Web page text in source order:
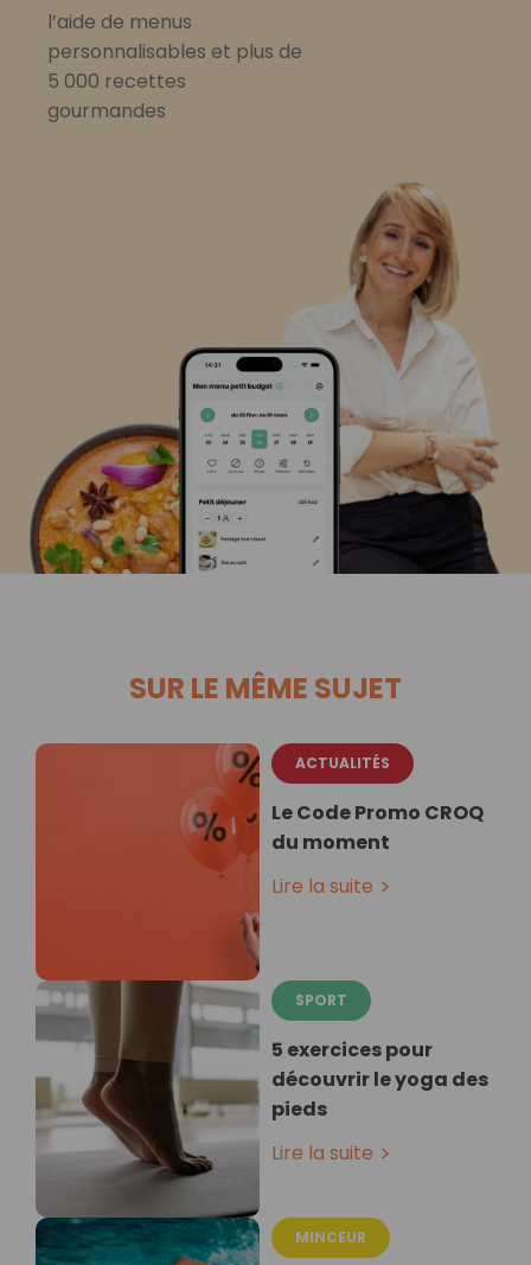
l’aide de menus
personnalisables et plus de
5 000 recettes
gourmandes
SUR LE MÊME SUJET
ACTUALITÉS
Le Code Promo CROQ
du moment
Lire la suite
SPORT
5 exercices pour
découvrir le yoga des
pieds
Lire la suite
MINCEUR